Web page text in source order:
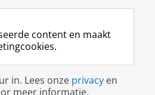
o
p
a
i
n
a
I
-
p
g
i
n
e
R
k
s
u
r
m
c
c
o
e
k
a
a
Inloggen
content en maakt
in. Lees onze privacy en
meer informatie.